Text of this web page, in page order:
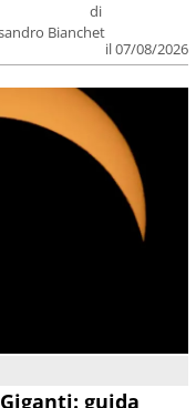
di
Bianchet
il 07/08/2026
guida